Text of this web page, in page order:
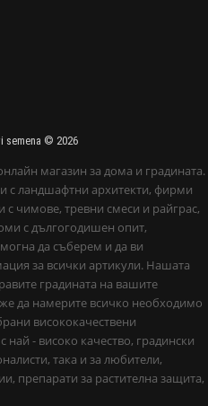
semena © 2026
магазин за дома и градината.
с ландшафтни архитекти, фирми
чимове, тревни смеси и райграс,
с дългогодишен опит,
да съберем и да ви
за всички артикули. Нашата
градината на вашите
да намерите всичко необходимо
висококачествени
най - високо качество, градински
така и за любители,
препарати за растителна защита,